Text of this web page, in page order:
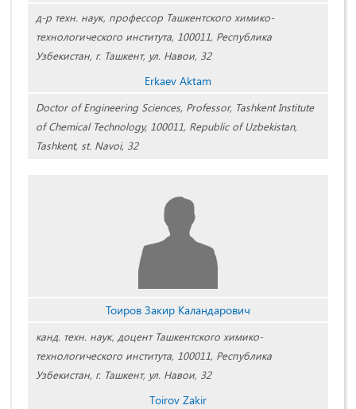
д-р техн. наук, профессор Ташкентского химико-
технологического института, 100011, Республика
Узбекистан, г. Ташкент, ул. Навои, 32
Erkaev Aktam
Doctor of Engineering Sciences, Professor, Tashkent Institute
of Chemical Technology, 100011, Republic of Uzbekistan,
Tashkent, st. Navoi, 32
Тоиров Закир Каландарович
канд. техн. наук, доцент Ташкентского химико-
технологического института, 100011, Республика
Узбекистан, г. Ташкент, ул. Навои, 32
Tоirov Zakir